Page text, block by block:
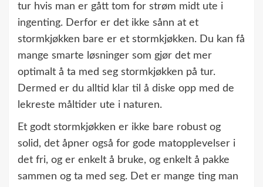
tur hvis man er gått tom for strøm midt ute i
ingenting. Derfor er det ikke sånn at et
stormkjøkken bare er et stormkjøkken. Du kan få
mange smarte løsninger som gjør det mer
optimalt å ta med seg stormkjøkken på tur.
Dermed er du alltid klar til å diske opp med de
lekreste måltider ute i naturen.
Et godt stormkjøkken er ikke bare robust og
solid, det åpner også for gode matopplevelser i
det fri, og er enkelt å bruke, og enkelt å pakke
sammen og ta med seg. Det er mange ting man